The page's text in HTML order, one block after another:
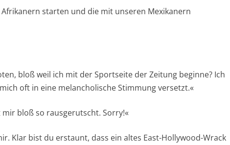
starten und die mit unseren Mexikanern
bloß weil ich mit der Sportseite der Zeitung beginne? Ich
oft in eine melancholische Stimmung versetzt.«
bloß so rausgerutscht. Sorry!«
Klar bist du erstaunt, dass ein altes East-Hollywood-Wrack